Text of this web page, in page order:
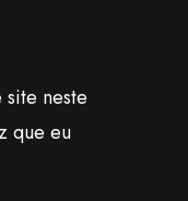
neste
que eu